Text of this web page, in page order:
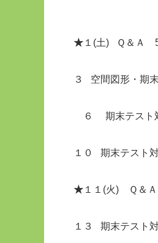
数
★ １(土)
３ 空間図形
６ 期末テ
１０ 期末
★ １１(火
１３ 期末